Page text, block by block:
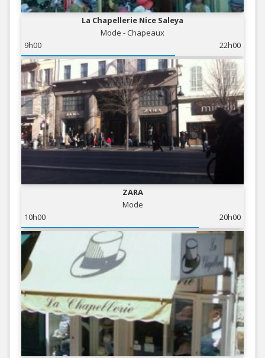
La Chapellerie Nice Saleya
Mode - Chapeaux
9h00
22h00
ZARA
Mode
10h00
20h00